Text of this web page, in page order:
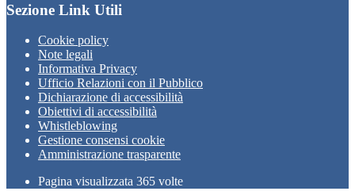
Sezione Link Utili
Cookie policy
Note legali
Informativa Privacy
Ufficio Relazioni con il Pubblico
Dichiarazione di accessibilità
Obiettivi di accessibilità
Whistleblowing
Gestione consensi cookie
Amministrazione trasparente
Pagina visualizzata 365 volte